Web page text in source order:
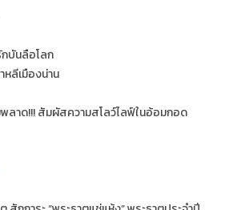
บันลือโลก
ลีเมืองน่าน
ลาด!!! สัมผัสความสโลว์ไลฟ์ในอ้อมกอด